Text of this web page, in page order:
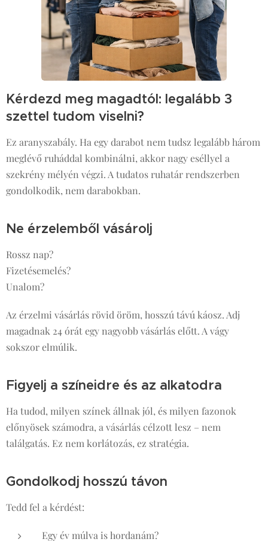
Kérdezd meg magadtól: legalább 3
szettel tudom viselni?
Ez aranyszabály. Ha egy darabot nem tudsz legalább három
meglévő ruháddal kombinálni, akkor nagy eséllyel a
szekrény mélyén végzi. A tudatos ruhatár rendszerben
gondolkodik, nem darabokban.
Ne érzelemből vásárolj
Rossz nap?
Fizetésemelés?
Unalom?
Az érzelmi vásárlás rövid öröm, hosszú távú káosz. Adj
magadnak 24 órát egy nagyobb vásárlás előtt. A vágy
sokszor elmúlik.
Figyelj a színeidre és az alkatodra
Ha tudod, milyen színek állnak jól, és milyen fazonok
előnyösek számodra, a vásárlás célzott lesz – nem
találgatás. Ez nem korlátozás, ez stratégia.
Gondolkodj hosszú távon
Tedd fel a kérdést:
Egy év múlva is hordanám?